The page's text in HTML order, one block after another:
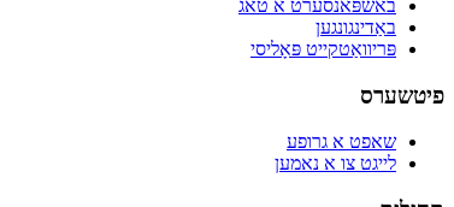
באשפּאנסערט א טאג
באַדינגונגען
פּריוואַטקייט פּאָליסי
פיטשערס
שאפט א גרופע
לייגט צו א נאמען